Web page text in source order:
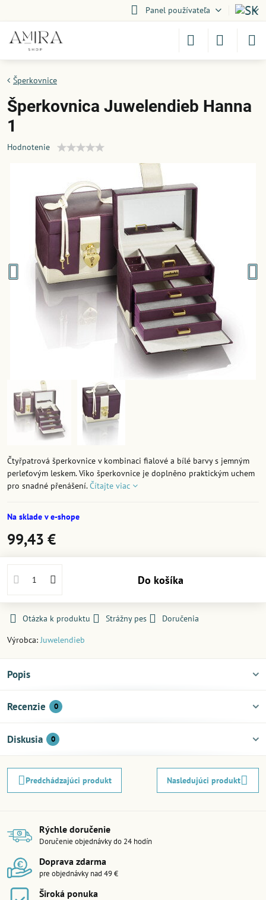
Panel používateľa
Šperkovnice
Šperkovnica Juwelendieb Hanna
1
Hodnotenie
Čtyřpatrová šperkovnice v kombinaci fialové a bílé barvy s jemným
perleťovým leskem. Víko šperkovnice je doplněno praktickým uchem
pro snadné přenášení.Čítajte viac
Na sklade v e-shope
99,43 €
Do košíka
Otázka k produktu Strážny pes
Doručenia
Výrobca:Juwelendieb
Popis
Recenzie 0
Diskusia 0
Predchádzajúci produkt Nasledujúci produkt
Rýchle doručenie
Doručenie objednávky do 24 hodín
Doprava zdarma
pre objednávky nad 49 €
Široká ponuka